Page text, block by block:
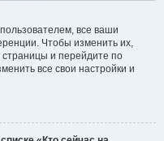
все ваши
Чтобы изменить их,
и перейдите по
все свои настройки и